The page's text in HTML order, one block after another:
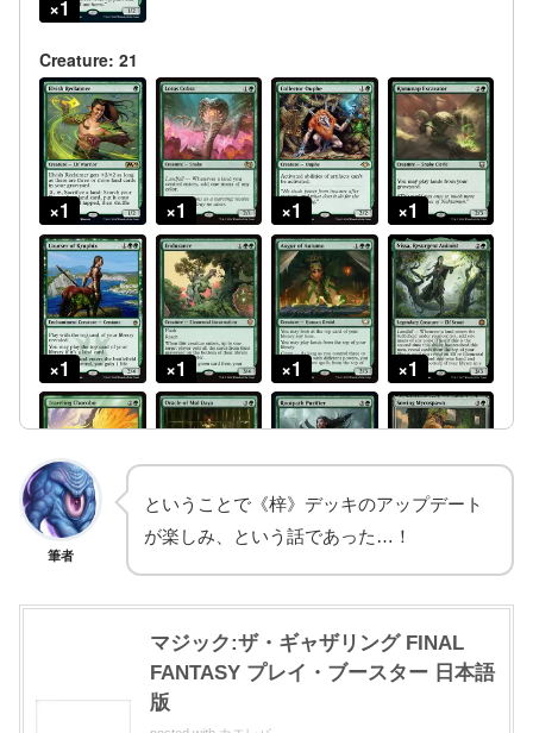
筆者
ということで《梓》デッキのアップデート
が楽しみ、という話であった…！
マジック:ザ・ギャザリング FINAL
FANTASY プレイ・ブースター 日本語
版